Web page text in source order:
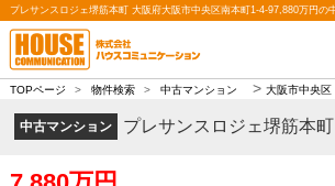
TOPページ > 物件検索 > 中古マンション > 大阪市中央区
中古マンション プレサンスロジェ堺筋本町